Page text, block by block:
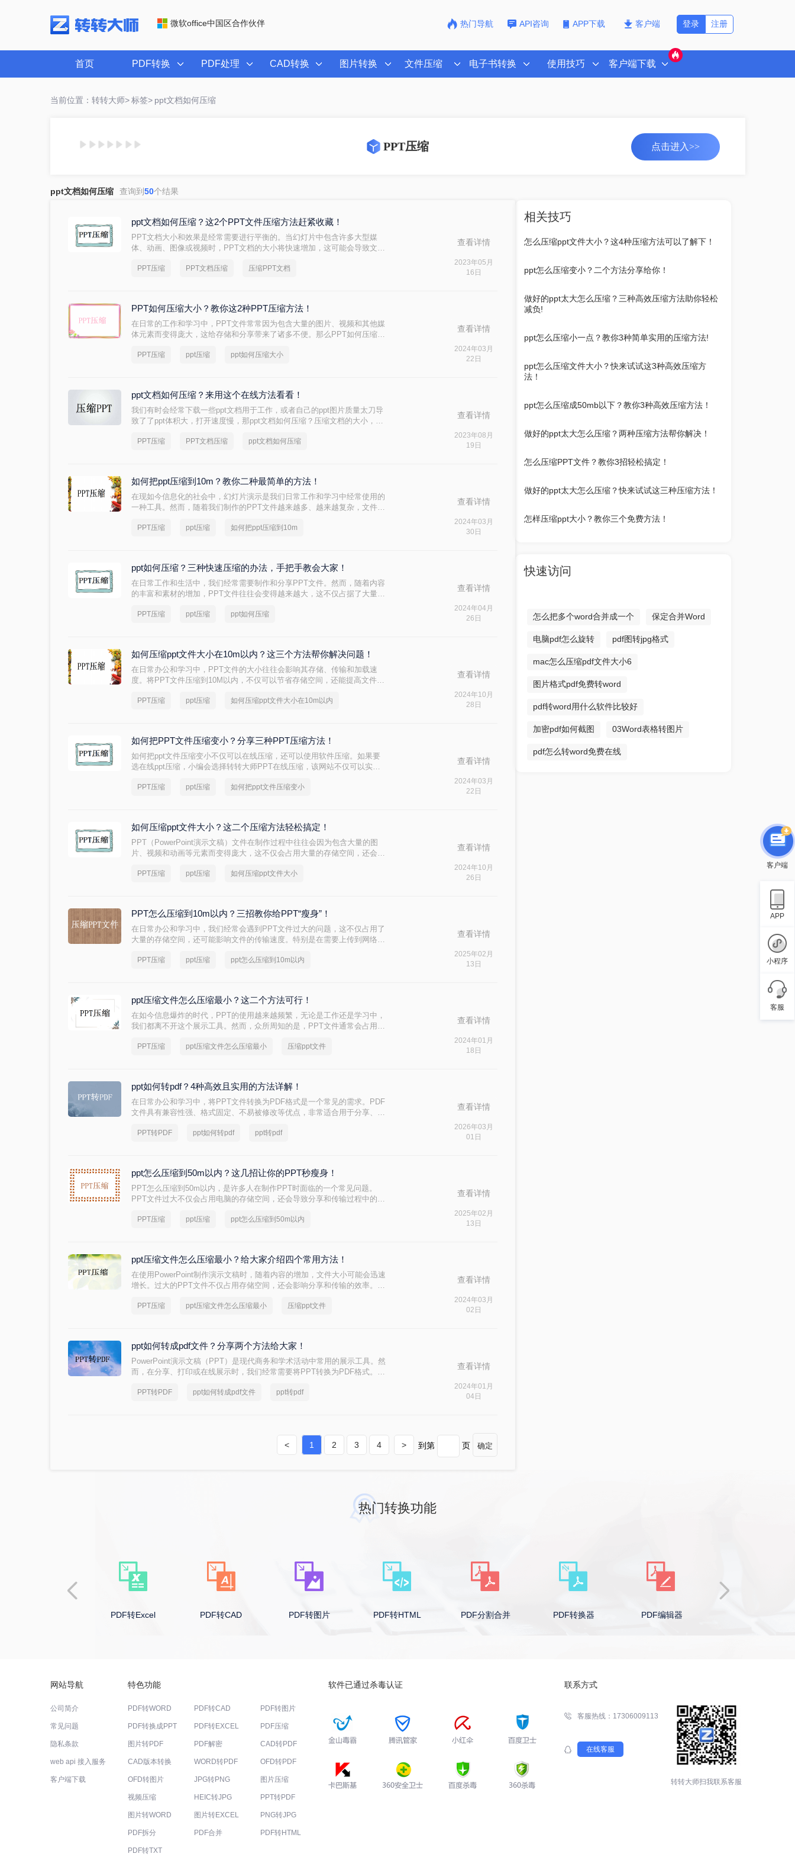
微软office中国区合作伙伴 热门导航 API咨询 APP下载 客户端 注册
登录
首页 PDF转换 PDF处理 CAD转换 图片转换 文件压缩 电子书转换 使用技巧 客户端下载
当前位置：转转大师> 标签> ppt文档如何压缩
PPT压缩 点击进入>>
ppt文档如何压缩 查询到 50个结果
ppt文档如何压缩？这2个PPT文件压缩方法赶紧收藏！
PPT文档大小和效果是经常需要进行平衡的。当幻灯片中包含许多大型媒
体、动画、图像或视频时，PPT文档的大小将快速增加，这可能会导致文件
受到影响。本文将介绍ppt文档如何压缩，以便您可以更容易地分享和传
PPT压缩 PPT文档压缩 压缩PPT文档
查看详情
2023年05月
16日
PPT如何压缩大小？教你这2种PPT压缩方法！
在日常的工作和学习中，PPT文件常常因为包含大量的图片、视频和其他媒
体元素而变得庞大，这给存储和分享带来了诸多不便。那么PPT如何压缩大
PPT文件的大小。
PPT压缩 ppt压缩 ppt如何压缩大小
查看详情
2024年03月
22日
ppt文档如何压缩？来用这个在线方法看看！
我们有时会经常下载一些ppt文档用于工作，或者自己的ppt图片质量太刀导
致了了ppt体积大，打开速度慢，那ppt文档如何压缩？压缩文档的大小，不
享一招免费ppt文件压缩的好方法，一键就能轻松搞定。
PPT压缩 PPT文档压缩 ppt文档如何压缩
查看详情
2023年08月
19日
如何把ppt压缩到10m？教你二种最简单的方法！
在现如今信息化的社会中，幻灯片演示是我们日常工作和学习中经常使用的
一种工具。然而，随着我们制作的PPT文件越来越多、越来越复杂，文件大
PPT文件太大无法通过电子邮件发送，或者上传到网络时需要很长时间。
PPT压缩 ppt压缩 如何把ppt压缩到10m
查看详情
2024年03月
30日
ppt如何压缩？三种快速压缩的办法，手把手教会大家！
在日常工作和生活中，我们经常需要制作和分享PPT文件。然而，随着内容
的丰富和素材的增加，PPT文件往往会变得越来越大，这不仅占据了大量的
必要的操作。那么PPT如何压缩呢？本文将详细介绍PPT压缩的方法与步
PPT压缩 ppt压缩 ppt如何压缩
查看详情
2024年04月
26日
如何压缩ppt文件大小在10m以内？这三个方法帮你解决问题！
在日常办公和学习中，PPT文件的大小往往会影响其存储、传输和加载速
度。将PPT文件压缩到10M以内，不仅可以节省存储空间，还能提高文件传
PPT文件大小的方法。
PPT压缩 ppt压缩 如何压缩ppt文件大小在10m以内
查看详情
2024年10月
28日
如何把PPT文件压缩变小？分享三种PPT压缩方法！
如何把ppt文件压缩变小不仅可以在线压缩，还可以使用软件压缩。如果要
选在线ppt压缩，小编会选择转转大师PPT在线压缩，该网站不仅可以实现
PPT压缩 ppt压缩 如何把ppt文件压缩变小
查看详情
2024年03月
22日
如何压缩ppt文件大小？这二个压缩方法轻松搞定！
PPT（PowerPoint演示文稿）文件在制作过程中往往会因为包含大量的图
片、视频和动画等元素而变得庞大，这不仅会占用大量的存储空间，还会影
如何压缩ppt文件大小呢？本文将介绍两种压缩PPT文件大小的方法。
PPT压缩 ppt压缩 如何压缩ppt文件大小
查看详情
2024年10月
26日
PPT怎么压缩到10m以内？三招教你给PPT“瘦身”！
在日常办公和学习中，我们经常会遇到PPT文件过大的问题，这不仅占用了
大量的存储空间，还可能影响文件的传输速度。特别是在需要上传到网络或
缩到10M以内呢？下面将介绍三个实用方法。
PPT压缩 ppt压缩 ppt怎么压缩到10m以内
查看详情
2025年02月
13日
ppt压缩文件怎么压缩最小？这二个方法可行！
在如今信息爆炸的时代，PPT的使用越来越频繁，无论是工作还是学习中，
我们都离不开这个展示工具。然而，众所周知的是，PPT文件通常会占用很
缩文件怎么压缩最小呢？本文将为您揭秘压缩PPT文件的技巧，让您的PPT
PPT压缩 ppt压缩文件怎么压缩最小 压缩ppt文件
查看详情
2024年01月
18日
ppt如何转pdf？4种高效且实用的方法详解！
在日常办公和学习中，将PPT文件转换为PDF格式是一个常见的需求。PDF
文件具有兼容性强、格式固定、不易被修改等优点，非常适合用于分享、打
助你轻松完成文件转换。
PPT转PDF ppt如何转pdf ppt转pdf
查看详情
2026年03月
01日
ppt怎么压缩到50m以内？这几招让你的PPT秒瘦身！
PPT怎么压缩到50m以内，是许多人在制作PPT时面临的一个常见问题。
PPT文件过大不仅会占用电脑的存储空间，还会导致分享和传输过程中的困
将为您提供一些实用的方法和技巧。
PPT压缩 ppt压缩 ppt怎么压缩到50m以内
查看详情
2025年02月
13日
ppt压缩文件怎么压缩最小？给大家介绍四个常用方法！
在使用PowerPoint制作演示文稿时，随着内容的增加，文件大小可能会迅速
增长。过大的PPT文件不仅占用存储空间，还会影响分享和传输的效率。因
呢？本文将介绍四种实用的PPT压缩方法，帮助您轻松将文件大小压缩到最
PPT压缩 ppt压缩文件怎么压缩最小 压缩ppt文件
查看详情
2024年03月
02日
ppt如何转成pdf文件？分享两个方法给大家！
PowerPoint演示文稿（PPT）是现代商务和学术活动中常用的展示工具。然
而，在分享、打印或在线展示时，我们经常需要将PPT转换为PDF格式。
成pdf文件，并提供一些相关的技巧和注意事项。
PPT转PDF ppt如何转成pdf文件 ppt转pdf
查看详情
2024年01月
04日
< 1 2 3 4 > 到第 页 确定
相关技巧
怎么压缩ppt文件大小？这4种压缩方法可以了解下！
ppt怎么压缩变小？二个方法分享给你！
做好的ppt太大怎么压缩？三种高效压缩方法助你轻松
减负!
ppt怎么压缩小一点？教你3种简单实用的压缩方法!
ppt怎么压缩文件大小？快来试试这3种高效压缩方
法！
ppt怎么压缩成50mb以下？教你3种高效压缩方法！
做好的ppt太大怎么压缩？两种压缩方法帮你解决！
怎么压缩PPT文件？教你3招轻松搞定！
做好的ppt太大怎么压缩？快来试试这三种压缩方法！
怎样压缩ppt大小？教你三个免费方法！
快速访问
怎么把多个word合并成一个 保定合并Word
电脑pdf怎么旋转 pdf图转jpg格式
mac怎么压缩pdf文件大小6
图片格式pdf免费转word
pdf转word用什么软件比较好
加密pdf如何截图 03Word表格转图片
pdf怎么转word免费在线
热门转换功能
PDF转Excel PDF转CAD PDF转图片 PDF转HTML PDF分割合并 PDF转换器 PDF编辑器
网站导航
公司简介
常见问题
隐私条款
web api 接入服务
客户端下载
特色功能
PDF转WORD PDF转CAD PDF转图片
PDF转换成PPT PDF转EXCEL PDF压缩
图片转PDF PDF解密 CAD转PDF
CAD版本转换 WORD转PDF OFD转PDF
OFD转图片 JPG转PNG 图片压缩
视频压缩 HEIC转JPG PPT转PDF
图片转WORD 图片转EXCEL PNG转JPG
PDF拆分 PDF合并 PDF转HTML
PDF转TXT
软件已通过杀毒认证 联系方式
客服热线：17306009113
在线客服
转转大师扫我联系客服
客户端
APP
小程序
客服